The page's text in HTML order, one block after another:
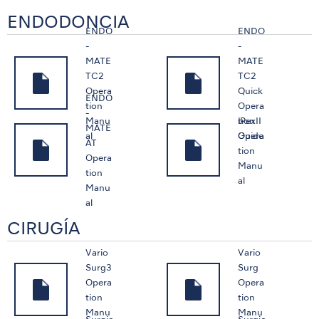
ENDODONCIA
ENDO
-
MATE
TC2
Opera
tion
Manu
al
ENDO
-
MATE
TC2
Quick
Opera
tion
Guide
ENDO
-
MATE
AT
Opera
tion
Manu
al
iPexII
Opera
tion
Manu
al
CIRUGÍA
Vario
Surg3
Opera
tion
Manu
Vario
Surg
Opera
tion
Manu